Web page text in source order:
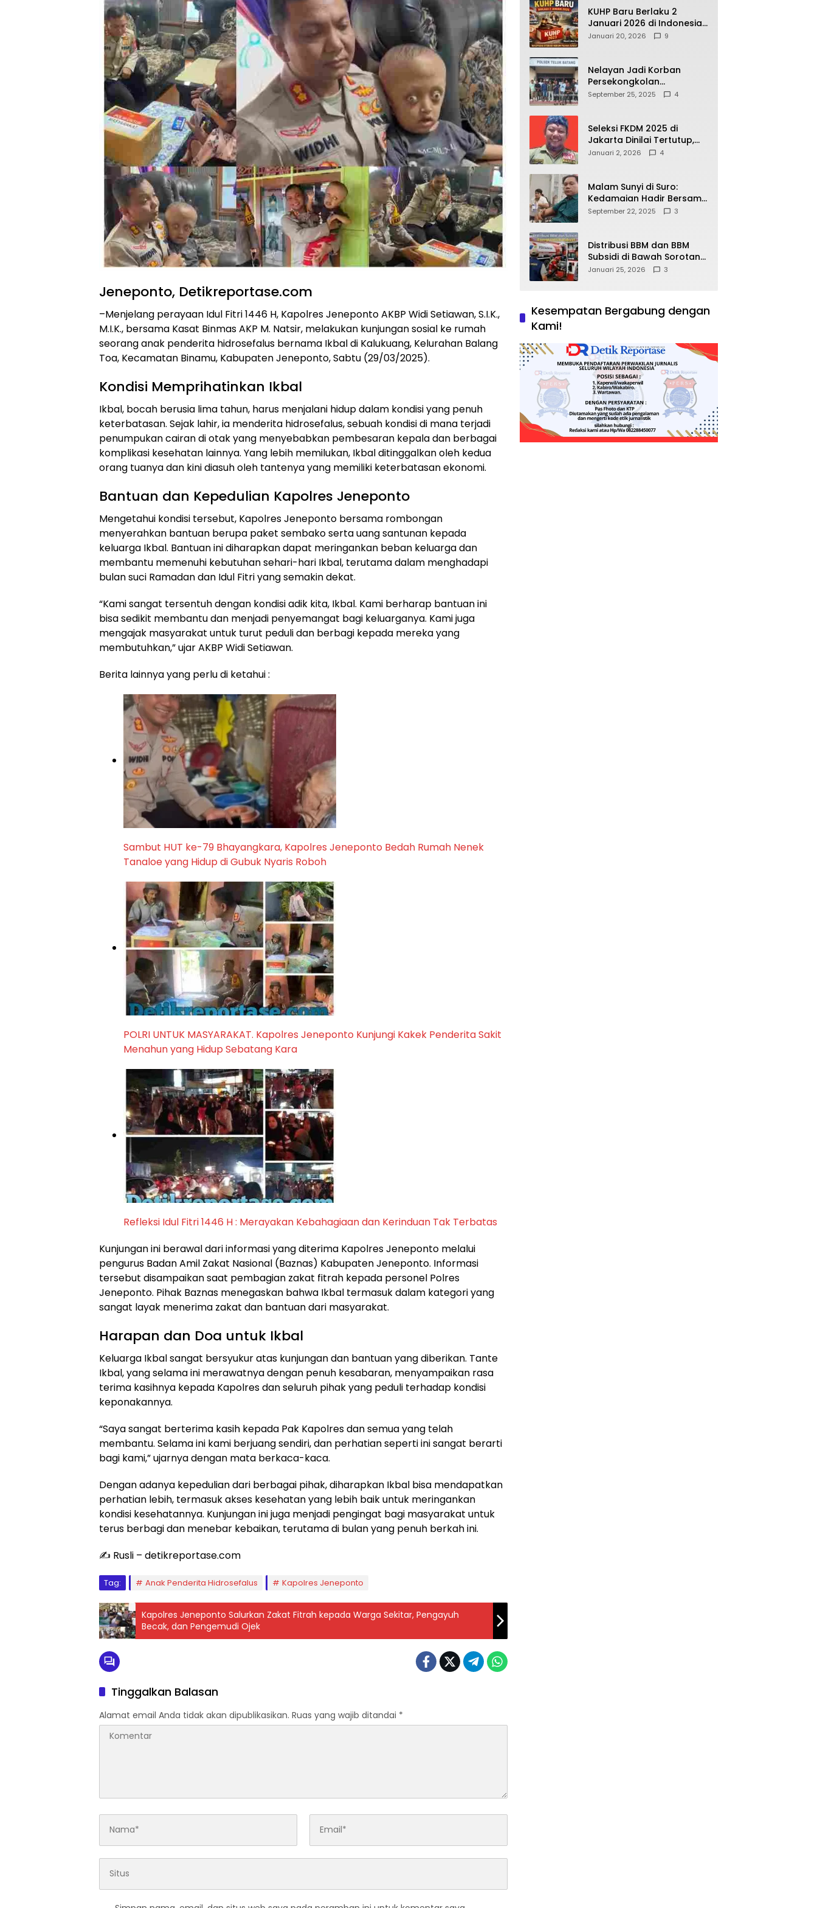
Jeneponto, Detikreportase.com
–Menjelang perayaan Idul Fitri 1446 H, Kapolres Jeneponto AKBP Widi Setiawan, S.I.K.,
M.I.K., bersama Kasat Binmas AKP M. Natsir, melakukan kunjungan sosial ke rumah
seorang anak penderita hidrosefalus bernama Ikbal di Kalukuang, Kelurahan Balang
Toa, Kecamatan Binamu, Kabupaten Jeneponto, Sabtu (29/03/2025).
Kondisi Memprihatinkan Ikbal
Ikbal, bocah berusia lima tahun, harus menjalani hidup dalam kondisi yang penuh
keterbatasan. Sejak lahir, ia menderita hidrosefalus, sebuah kondisi di mana terjadi
penumpukan cairan di otak yang menyebabkan pembesaran kepala dan berbagai
komplikasi kesehatan lainnya. Yang lebih memilukan, Ikbal ditinggalkan oleh kedua
orang tuanya dan kini diasuh oleh tantenya yang memiliki keterbatasan ekonomi.
Bantuan dan Kepedulian Kapolres Jeneponto
Mengetahui kondisi tersebut, Kapolres Jeneponto bersama rombongan
menyerahkan bantuan berupa paket sembako serta uang santunan kepada
keluarga Ikbal. Bantuan ini diharapkan dapat meringankan beban keluarga dan
membantu memenuhi kebutuhan sehari-hari Ikbal, terutama dalam menghadapi
bulan suci Ramadan dan Idul Fitri yang semakin dekat.
“Kami sangat tersentuh dengan kondisi adik kita, Ikbal. Kami berharap bantuan ini
bisa sedikit membantu dan menjadi penyemangat bagi keluarganya. Kami juga
mengajak masyarakat untuk turut peduli dan berbagi kepada mereka yang
membutuhkan,” ujar AKBP Widi Setiawan.
Berita lainnya yang perlu di ketahui :
Sambut HUT ke-79 Bhayangkara, Kapolres Jeneponto Bedah Rumah Nenek
Tanaloe yang Hidup di Gubuk Nyaris Roboh
POLRI UNTUK MASYARAKAT. Kapolres Jeneponto Kunjungi Kakek Penderita Sakit
Menahun yang Hidup Sebatang Kara
Refleksi Idul Fitri 1446 H : Merayakan Kebahagiaan dan Kerinduan Tak Terbatas
Kunjungan ini berawal dari informasi yang diterima Kapolres Jeneponto melalui
pengurus Badan Amil Zakat Nasional (Baznas) Kabupaten Jeneponto. Informasi
tersebut disampaikan saat pembagian zakat fitrah kepada personel Polres
Jeneponto. Pihak Baznas menegaskan bahwa Ikbal termasuk dalam kategori yang
sangat layak menerima zakat dan bantuan dari masyarakat.
Harapan dan Doa untuk Ikbal
Keluarga Ikbal sangat bersyukur atas kunjungan dan bantuan yang diberikan. Tante
Ikbal, yang selama ini merawatnya dengan penuh kesabaran, menyampaikan rasa
terima kasihnya kepada Kapolres dan seluruh pihak yang peduli terhadap kondisi
keponakannya.
“Saya sangat berterima kasih kepada Pak Kapolres dan semua yang telah
membantu. Selama ini kami berjuang sendiri, dan perhatian seperti ini sangat berarti
bagi kami,” ujarnya dengan mata berkaca-kaca.
Dengan adanya kepedulian dari berbagai pihak, diharapkan Ikbal bisa mendapatkan
perhatian lebih, termasuk akses kesehatan yang lebih baik untuk meringankan
kondisi kesehatannya. Kunjungan ini juga menjadi pengingat bagi masyarakat untuk
terus berbagi dan menebar kebaikan, terutama di bulan yang penuh berkah ini.
✍️ Rusli – detikreportase.com
Tag: Anak Penderita Hidrosefalus Kapolres Jeneponto
Kapolres Jeneponto Salurkan Zakat Fitrah kepada Warga Sekitar, Pengayuh
Becak, dan Pengemudi Ojek
Tinggalkan Balasan
Alamat email Anda tidak akan dipublikasikan. Ruas yang wajib ditandai *
KUHP Baru Berlaku 2
Januari 2026 di Indonesia,
Apa Dampaknya bagi
Dipahami Publik
Januari 20, 2026 9
Nelayan Jadi Korban
Persekongkolan
Penyelewengan BBM
September 25, 2025 4
Seleksi FKDM 2025 di
Jakarta Dinilai Tertutup,
Transparansi
Januari 2, 2026 4
Malam Sunyi di Suro:
Kedamaian Hadir Bersama
Secangkir Kopi Hangat
September 22, 2025 3
Distribusi BBM dan BBM
Subsidi di Bawah Sorotan
Publik: Antara Kepentingan
Januari 25, 2026 3
Kesempatan Bergabung dengan
Kami!